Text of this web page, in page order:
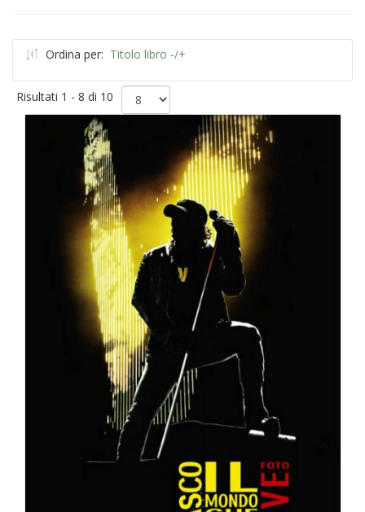
Ordina per: Titolo libro -/+
Risultati 1 - 8 di 10